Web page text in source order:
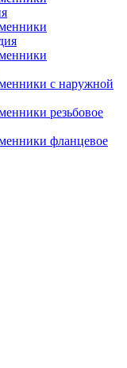
с наружной
резьбовое
фланцевое